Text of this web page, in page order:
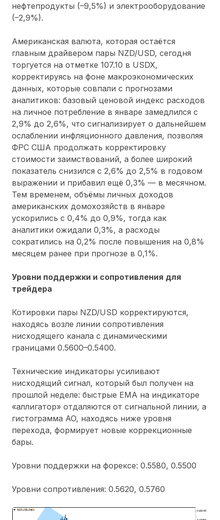
нефтепродукты (–9,5%) и электрооборудование
(–2,9%).
Американская валюта, которая остаётся
главным драйвером пары NZD/USD, сегодня
торгуется на отметке 107.10 в USDX,
корректируясь на фоне макроэкономических
данных, которые совпали с прогнозами
аналитиков: базовый ценовой индекс расходов
на личное потребление в январе замедлился с
2,9% до 2,6%, что сигнализирует о дальнейшем
ослаблении инфляционного давления, позволяя
ФРС США продолжать корректировку
стоимости заимствований, а более широкий
показатель снизился с 2,6% до 2,5% в годовом
выражении и прибавил ещё 0,3% — в месячном.
Тем временем, объёмы личных доходов
американских домохозяйств в январе
ускорились с 0,4% до 0,9%, тогда как
аналитики ожидали 0,3%, а расходы
сократились на 0,2% после повышения на 0,8%
месяцем ранее при прогнозе в 0,1%.
Уровни поддержки и сопротивления для
трейдера
Котировки пары NZD/USD корректируются,
находясь возле линии сопротивления
нисходящего канала с динамическими
границами 0.5600–0.5400.
Технические индикаторы усиливают
нисходящий сигнал, который был получен на
прошлой неделе: быстрые EMA на индикаторе
«аллигатор» отдаляются от сигнальной линии, а
гистограмма AO, находясь ниже уровня
перехода, формирует новые коррекционные
бары.
Уровни поддержки на форексе: 0.5580, 0.5500
Уровни сопротивления: 0.5620, 0.5760